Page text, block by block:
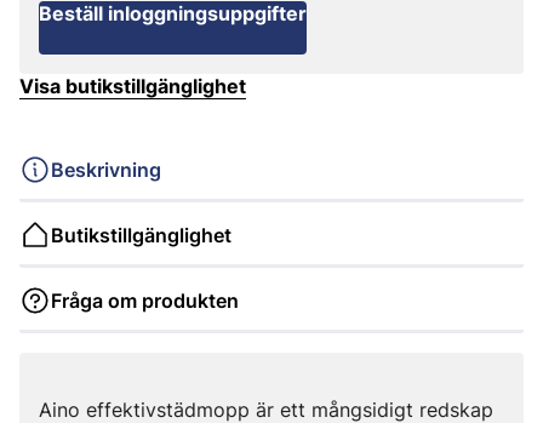
Beställ inloggningsuppgifter
Visa butikstillgänglighet
Beskrivning
Butikstillgänglighet
Fråga om produkten
Aino effektivstädmopp är ett mångsidigt redskap